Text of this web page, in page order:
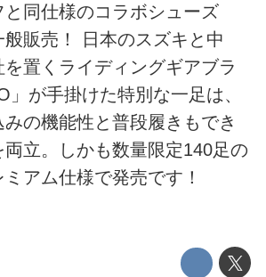
同仕様のコラボシューズ
販売！ 日本のスズキと中
を置くライディングギアブラ
」が手掛けた特別な一足は、
の機能性と普段履きもでき
立。しかも数量限定140足の
アム仕様で発売です！